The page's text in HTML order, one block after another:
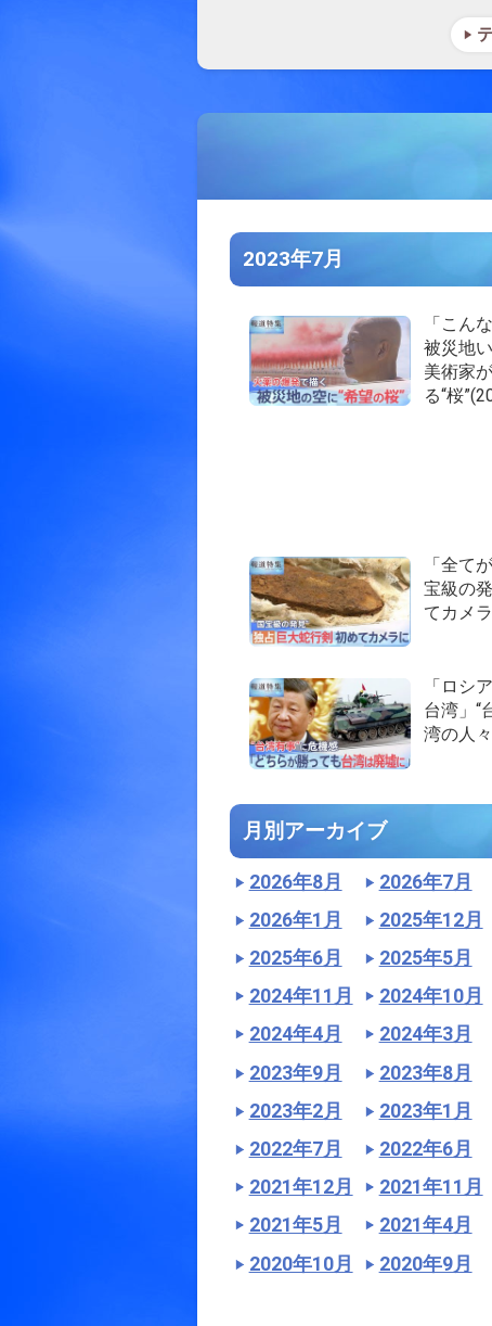
2023年7月
「こん
被災地
美術家
る“桜
「全て
宝級の
てカメ
「ロシ
台湾」“
湾の人
月別アーカイブ
2026年8月 2026年7月
2026年1月
2025年12月
2025年6月
2025年5月
2024年11月
2024年10月
2024年4月
2024年3月
2023年9月
2023年8月
2023年2月
2023年1月
2022年7月
2022年6月
2021年12月
2021年11月
2021年5月
2021年4月
2020年10月
2020年9月